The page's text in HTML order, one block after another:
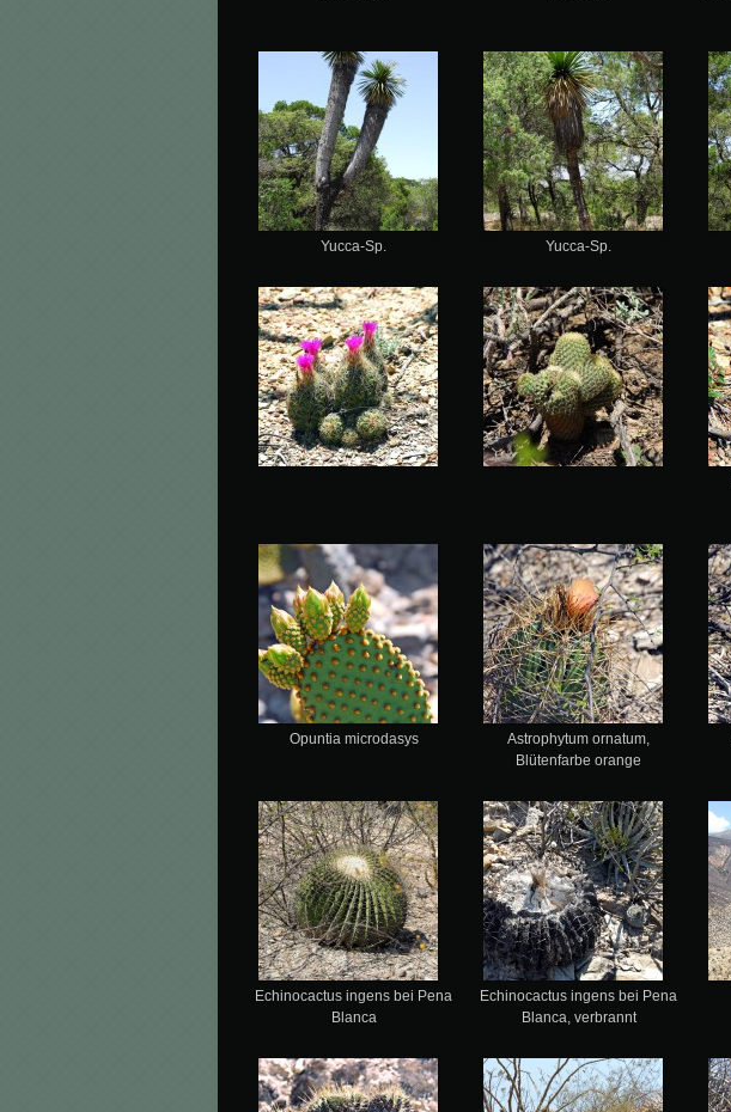
Yucca-Sp. Yucca-Sp.
Opuntia microdasys
Astrophytum ornatum,
Blütenfarbe orange
Echinocactus ingens bei Pena
Blanca
Echinocactus ingens bei Pena
Blanca, verbrannt